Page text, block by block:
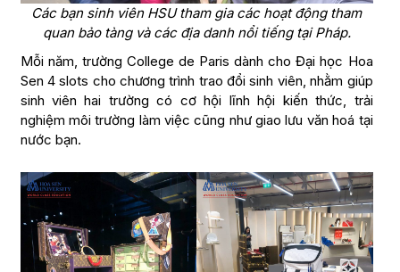
Các bạn sinh viên HSU tham gia các hoạt động tham
quan bảo tàng và các địa danh nổi tiếng tại Pháp.
Mỗi năm, trường College de Paris dành cho Đại học Hoa
Sen 4 slots cho chương trình trao đổi sinh viên, nhằm giúp
sinh viên hai trường có cơ hội lĩnh hội kiến thức, trải
nghiệm môi trường làm việc cũng như giao lưu văn hoá tại
nước bạn.